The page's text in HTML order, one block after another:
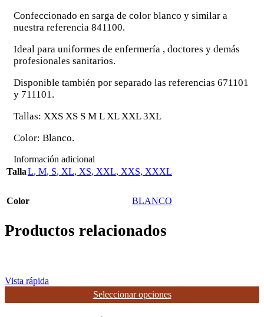
Confeccionado en sarga de color blanco y similar a
nuestra referencia 841100.
Ideal para uniformes de enfermería , doctores y demás
profesionales sanitarios.
Disponible también por separado las referencias 671101
y 711101.
Tallas: XXS XS S M L XL XXL 3XL
Color: Blanco.
Información adicional
TallaL, M, S, XL, XS, XXL, XXS, XXXL
Color BLANCO
Productos relacionados
Vista rápida
Seleccionar opciones
Este
producto